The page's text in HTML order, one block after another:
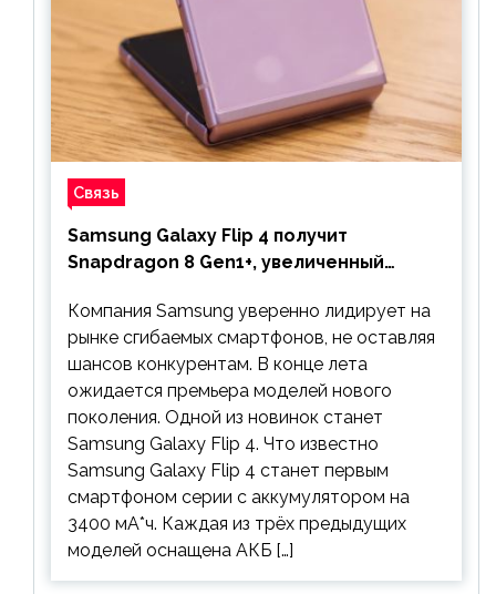
Связь
Samsung Galaxy Flip 4 получит
Snapdragon 8 Gen1+, увеличенный
предшественника
Компания Samsung уверенно лидирует на
рынке сгибаемых смартфонов, не оставляя
шансов конкурентам. В конце лета
ожидается премьера моделей нового
поколения. Одной из новинок станет
Samsung Galaxy Flip 4. Что известно
Samsung Galaxy Flip 4 станет первым
смартфоном серии с аккумулятором на
3400 мА*ч. Каждая из трёх предыдущих
моделей оснащена АКБ […]